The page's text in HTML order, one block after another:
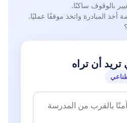
بالوقوف ساكنًا.
المبادرة واتخذ موقفًا عمليًا.
أن تراه